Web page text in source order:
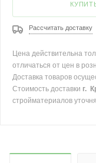
Рассчитать доставку
Цена действительна
отличаться от цен в
Доставка товаров
Стоимость доставки г.
стройматериалов